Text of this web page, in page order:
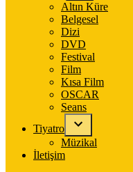
Altın Küre
Belgesel
Dizi
DVD
Festival
Film
Kısa Film
OSCAR
Seans
Tiyatro
Müzikal
İletişim